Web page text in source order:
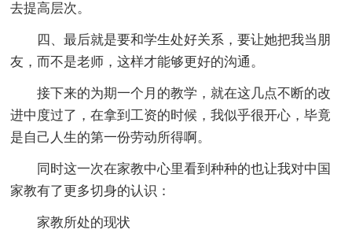
去提高层次。
四、最后就是要和学生处好关系，要让她把我当朋
友，而不是老师，这样才能够更好的沟通。
接下来的为期一个月的教学，就在这几点不断的改
进中度过了，在拿到工资的时候，我似乎很开心，毕竟
是自己人生的第一份劳动所得啊。
同时这一次在家教中心里看到种种的也让我对中国
家教有了更多切身的认识：
家教所处的现状